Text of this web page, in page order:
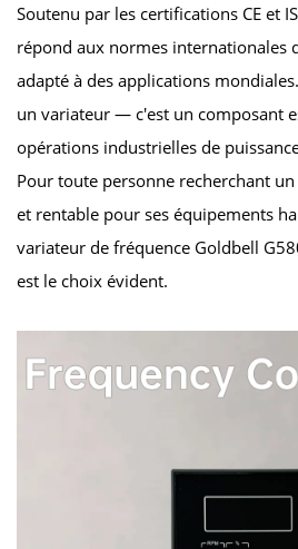
Soutenu par les certifications CE et
répond aux normes internationales
adapté à des applications
un variateur — c'est un composant
opérations industrielles de
Pour toute personne recherchant
et rentable pour ses équipements
variateur de fréquence Goldbell
est le choix évident.